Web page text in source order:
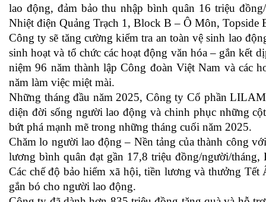
lao động, đảm bảo thu nhập bình quân 16 triệu
Nhiệt điện Quảng Trạch 1, Block B – Ô Môn,
Công ty sẽ tăng cường kiểm tra an toàn vệ sinh lao
sinh hoạt và tổ chức các hoạt động văn hóa – gắn kết
niệm 96 năm thành lập Công đoàn Việt Nam và các
năm làm việc miệt mài.
Những tháng đầu năm 2025, Công ty Cổ phần
diện đời sống người lao động và chinh phục những
bứt phá mạnh mẽ trong những tháng cuối năm 2025.
Chăm lo người lao động – Nền tảng của thành công
lương bình quân đạt gần 17,8 triệu đồng/người/
Các chế độ bảo hiểm xã hội, tiền lương và thưởng
gắn bó cho người lao động.